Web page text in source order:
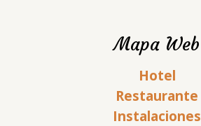
Mapa Web
Hotel
Restaurante
Instalaciones